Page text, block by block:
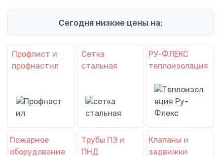
Сегодня низкие цены на:
Профлист и
профнастил
Сетка
стальная
РУ-ФЛЕКС
теплоизоляция
Пожарное
оборудование
Трубы ПЭ и
ПНД
Клапаны и
задвижки